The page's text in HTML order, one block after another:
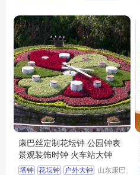
康巴丝定制花坛钟 公园钟表
景观装饰时钟 火车站大钟
塔钟 花坛钟
户外大钟 山东康巴